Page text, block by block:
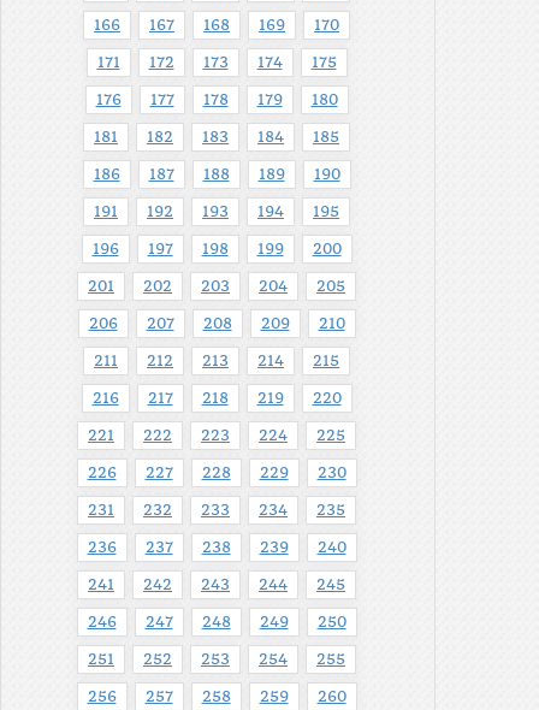
166 167 168 169 170
171 172 173 174 175
176 177 178 179 180
181 182 183 184 185
186 187 188 189 190
191 192 193 194 195
196 197 198 199 200
201 202 203 204 205
206 207 208 209 210
211 212 213 214 215
216 217 218 219 220
221 222 223 224 225
226 227 228 229 230
231 232 233 234 235
236 237 238 239 240
241 242 243 244 245
246 247 248 249 250
251 252 253 254 255
256 257 258 259 260